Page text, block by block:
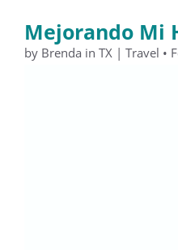
contenido
Mejorando Mi
by Brenda in TX | Travel •